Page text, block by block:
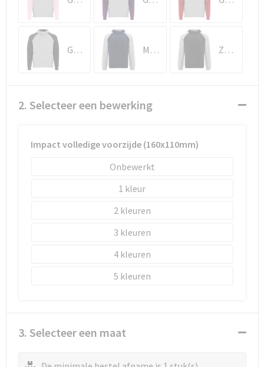
Schoudertassen
Sporttassen
Toilettassen
Gemêleerd grijs/Zwart Marineblauw/Gemêleerd grijs Zwart/Gemêleerd grijs
2. Selecteer een bewerking
Impact volledige voorzijde (160x110mm)
Onbewerkt
1
2
3
4
5
3. Selecteer een maat